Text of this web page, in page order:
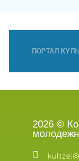
2026 ©